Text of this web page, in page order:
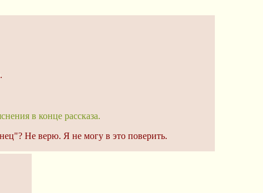
в конце рассказа.
Не верю. Я не могу в это поверить.